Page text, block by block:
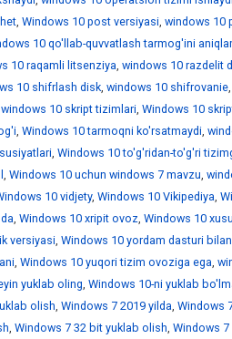
, Windows 10 post versiyasi, windows 10
10 qo'llab-quvvatlash tarmog'ini
10 raqamli litsenziya, windows 10 razdelit
10 shifrlash disk, windows 10 shifrovanie,
windows 10 skript tizimlari, Windows 10
, Windows 10 tarmoqni ko'rsatmaydi,
, Windows 10 to'g'ridan-to'g'ri
, Windows 10 uchun windows 7 mavzu,
10 vidjety, Windows 10 Vikipediya,
, Windows 10 xripit ovoz, Windows 10
versiyasi, Windows 10 yordam dasturi
, Windows 10 yuqori tizim ovoziga ega,
yuklab oling, Windows 10-ni yuklab
olish, Windows 7 2019 yilda, Windows
, Windows 7 32 bit yuklab olish, Windows